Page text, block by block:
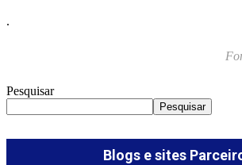
.
Pesquisar
Pesquisar
Blogs e sites